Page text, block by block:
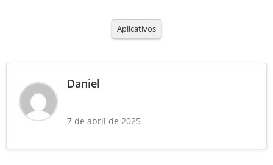
Aplicativos
Daniel
7 de abril de 2025